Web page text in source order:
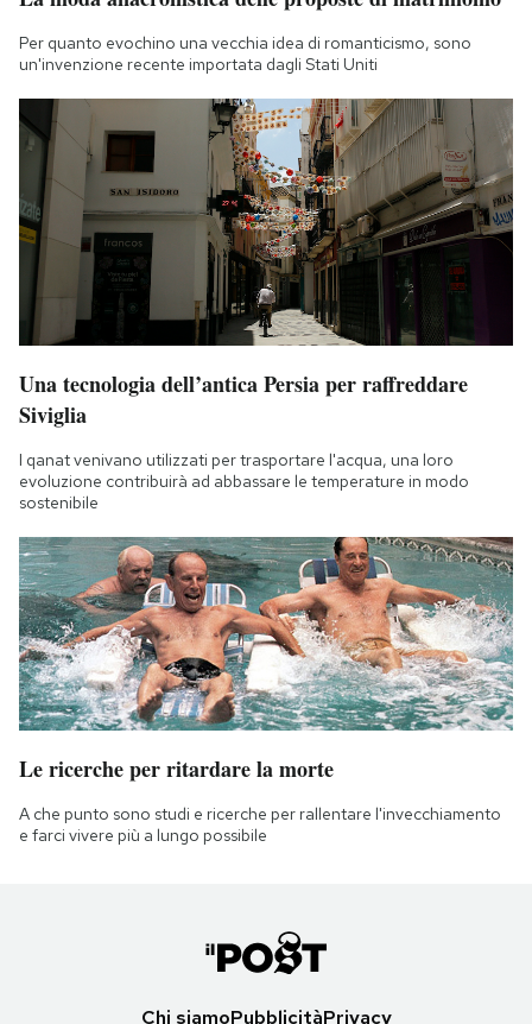
Per quanto evochino una vecchia idea di romanticismo, sono
un'invenzione recente importata dagli Stati Uniti
Una tecnologia dell’antica Persia per raffreddare
Siviglia
I qanat venivano utilizzati per trasportare l'acqua, una loro
evoluzione contribuirà ad abbassare le temperature in modo
sostenibile
Le ricerche per ritardare la morte
A che punto sono studi e ricerche per rallentare l'invecchiamento
e farci vivere più a lungo possibile
Chi siamoPubblicitàPrivacy